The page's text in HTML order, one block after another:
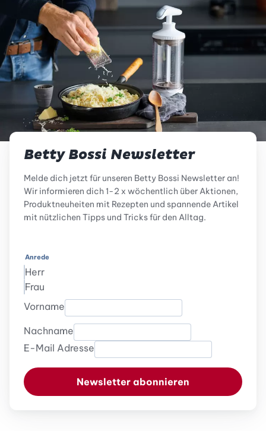
Betty Bossi Newsletter
Melde dich jetzt für unseren Betty Bossi Newsletter an!
Wir informieren dich 1-2 x wöchentlich über Aktionen,
Produktneuheiten mit Rezepten und spannende Artikel
mit nützlichen Tipps und Tricks für den Alltag.
Anrede
Herr
Frau
Vorname
Nachname
E-Mail Adresse
Newsletter abonnieren